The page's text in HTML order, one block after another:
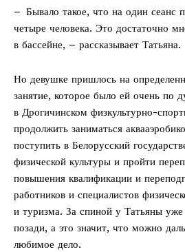
– Бывало такое, что на один сеанс
четыре человека. Это достаточно
в бассейне, – рассказывает Татьяна.
Но девушке пришлось на
занятие, которое было ей очень по
в Дрогичинском физкультурно-­
продолжить заниматься
поступить в Белорусский
физической культуры и пройти
повышения квалификации и
работников и специалистов
и туризма. За спиной у Татьяны
позади, а это значит, что можно
любимое дело.